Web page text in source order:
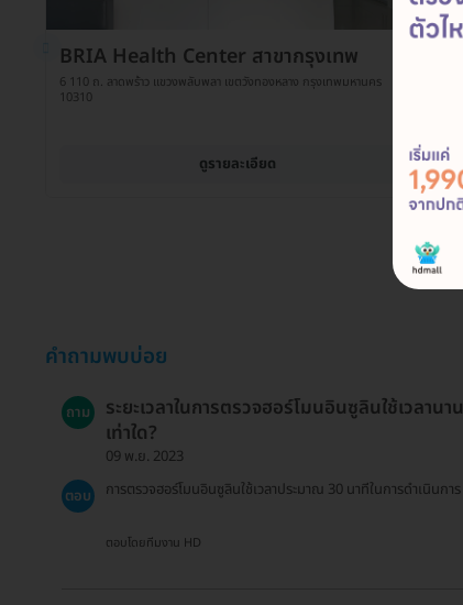
BRIA Health Center สาขากรุงเทพ
6 110 ถ. ลาดพร้าว แขวงพลับพลา เขตวังทองหลาง กรุงเทพมหานคร
10310
ดูรายละเอียด
คำถามพบบ่อย
ถาม
ระยะเวลาในการตรวจฮอร์โมนอินซูลินใช้เวลานาน
เท่าใด?
09 พ.ย. 2023
ตอบ
การตรวจฮอร์โมนอินซูลินใช้เวลาประมาณ 30 นาทีในการดำเนินการ
ตอบโดยทีมงาน HD